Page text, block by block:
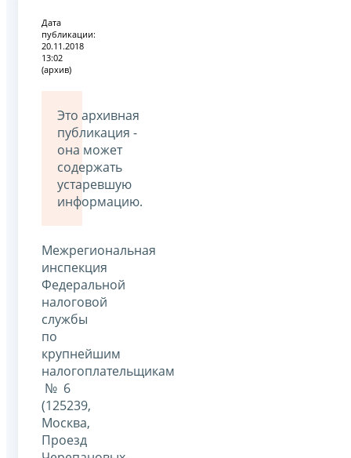
Дата
публикации:
20.11.2018
13:02
(архив)
Это архивная
публикация -
она может
содержать
устаревшую
информацию.
Межрегиональная
инспекция
Федеральной
налоговой
службы
по
крупнейшим
налогоплательщикам
№ 6
(125239,
Москва,
Проезд